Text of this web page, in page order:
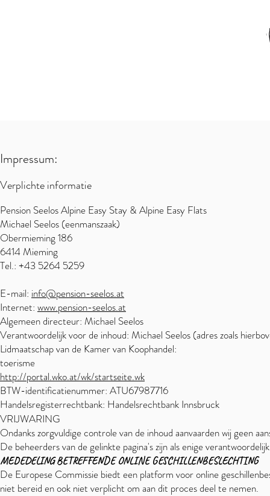
Impressum:
Verplichte informatie
Pension Seelos Alpine Easy Stay & Alpine Easy Flats
Michael Seelos (eenmanszaak)
Obermieming 186
6414 Mieming
Tel.: +43 5264 5259
E-mail: info@pension-seelos.at
Internet: www.pension-seelos.at
Algemeen directeur: Michael Seelos
Verantwoordelijk voor de inhoud: Michael Seelos (adres zoals
Lidmaatschap van de Kamer van Koophandel:
toerisme
http://portal.wko.at/wk/startseite.wk
BTW-identificatienummer: ATU67987716
Handelsregisterrechtbank: Handelsrechtbank Innsbruck
VRIJWARING
Ondanks zorgvuldige controle van de inhoud aanvaarden wij geen
De beheerders van de gelinkte pagina's zijn als enige
MEDEDELING BETREFFENDE ONLINE GESCHILLENBESLECHTING
De Europese Commissie biedt een platform voor online
niet bereid en ook niet verplicht om aan dit proces deel te nemen.